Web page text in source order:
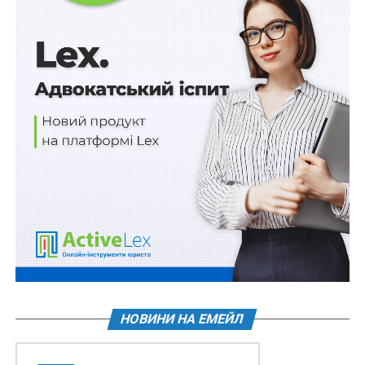
1) цифровізувати Реєстр ветеринарно-санітарних
паспортів пасік та Реєстр пасік;
2) унормувати селекції та підвищити контроль за
ввезенням інших бджіл шляхом застосування
цифрових засобів контролю;
3) захистити інтереси бджолярів завдяки чітко
встановленому механізму відповідальності за
порушення законодавства у галузі бджільництва.
Передбачено й встановлення перехідного періоду в 3
роки для адаптації пасічників (бджолярів) до нових
умов цифровізації галузі бджільництва.
критичної важливості для економіки аграрії
можуть подавати в ДАР
НОВИНИ НА ЕМЕЙЛ